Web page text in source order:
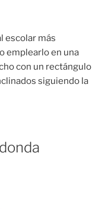
escolar más
emplearlo en una
con un rectángulo
siguiendo la